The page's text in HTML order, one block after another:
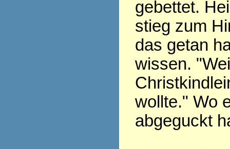
gebettet.
stieg zum
das getan
wissen.
wollte." Wo
abgeguckt